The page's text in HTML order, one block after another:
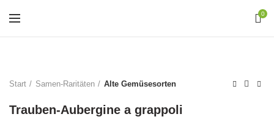
0
Start Samen-Raritäten Alte Gemüsesorten
Trauben-Aubergine a grappoli